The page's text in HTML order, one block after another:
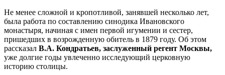
Не менее сложной и кропотливой, занявшей несколько лет,
была работа по составлению синодика Ивановского
монастыря, начиная с имен первой игумении и сестер,
пришедших в возрожденную обитель в 1879 году. Об этом
рассказал В.А. Кондратьев, заслуженный регент Москвы,
уже долгие годы увлеченно исследующий церковную
историю столицы.